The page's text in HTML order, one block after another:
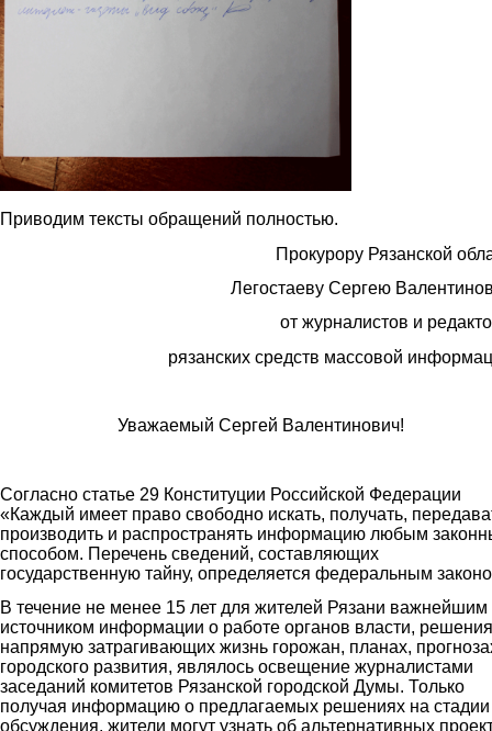
Приводим тексты обращений полностью.
Прокурору Рязанской
Легостаеву Сергею
от журналистов и
рязанских средств массовой
Уважаемый Сергей Валентинович!
Согласно статье 29 Конституции Российской Федерации
«Каждый имеет право свободно искать, получать,
производить и распространять информацию любым
способом. Перечень сведений, составляющих
государственную тайну, определяется федеральным
В течение не менее 15 лет для жителей Рязани важнейшим
источником информации о работе органов власти,
напрямую затрагивающих жизнь горожан, планах,
городского развития, являлось освещение журналистами
заседаний комитетов Рязанской городской Думы. Только
получая информацию о предлагаемых решениях на стадии
обсуждения, жители могут узнать об альтернативных